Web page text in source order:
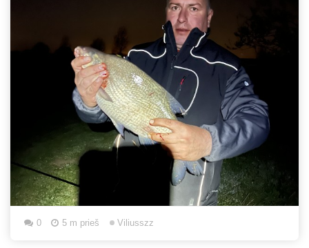
0 5 m prieš Viliusszz